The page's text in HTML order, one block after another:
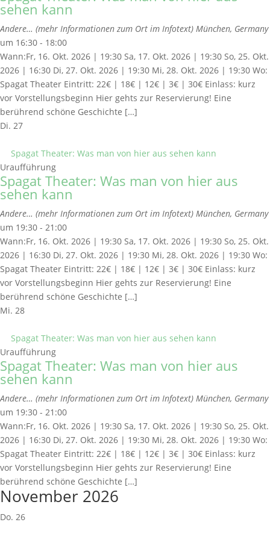
sehen kann
Andere… (mehr Informationen zum Ort im Infotext) München, Germany
um 16:30 - 18:00
Wann:Fr, 16. Okt. 2026 | 19:30 Sa, 17. Okt. 2026 | 19:30 So, 25. Okt.
2026 | 16:30 Di, 27. Okt. 2026 | 19:30 Mi, 28. Okt. 2026 | 19:30 Wo:
Spagat Theater Eintritt: 22€ | 18€ | 12€ | 3€ | 30€ Einlass: kurz
vor Vorstellungsbeginn Hier gehts zur Reservierung! Eine
berührend schöne Geschichte […]
Di. 27
Spagat Theater: Was man von hier aus sehen kann
Uraufführung
Spagat Theater: Was man von hier aus
sehen kann
Andere… (mehr Informationen zum Ort im Infotext) München, Germany
um 19:30 - 21:00
Wann:Fr, 16. Okt. 2026 | 19:30 Sa, 17. Okt. 2026 | 19:30 So, 25. Okt.
2026 | 16:30 Di, 27. Okt. 2026 | 19:30 Mi, 28. Okt. 2026 | 19:30 Wo:
Spagat Theater Eintritt: 22€ | 18€ | 12€ | 3€ | 30€ Einlass: kurz
vor Vorstellungsbeginn Hier gehts zur Reservierung! Eine
berührend schöne Geschichte […]
Mi. 28
Spagat Theater: Was man von hier aus sehen kann
Uraufführung
Spagat Theater: Was man von hier aus
sehen kann
Andere… (mehr Informationen zum Ort im Infotext) München, Germany
um 19:30 - 21:00
Wann:Fr, 16. Okt. 2026 | 19:30 Sa, 17. Okt. 2026 | 19:30 So, 25. Okt.
2026 | 16:30 Di, 27. Okt. 2026 | 19:30 Mi, 28. Okt. 2026 | 19:30 Wo:
Spagat Theater Eintritt: 22€ | 18€ | 12€ | 3€ | 30€ Einlass: kurz
vor Vorstellungsbeginn Hier gehts zur Reservierung! Eine
berührend schöne Geschichte […]
November 2026
Do. 26